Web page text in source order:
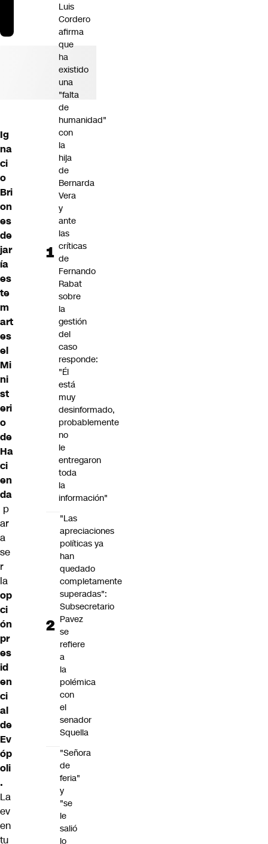
Ig
na
ci
o
Bri
on
es
de
jar
ía
es
te
m
art
es
el
Mi
ni
st
eri
o
de
Ha
ci
en
da
p
ar
a
se
r
la
op
ci
ón
pr
es
id
en
ci
al
de
Ev
óp
oli
.
La
ev
en
tu
Luis
Cordero
afirma
que
ha
existido
una
"falta
de
humanidad"
con
la
hija
de
Bernarda
Vera
y
ante
las
críticas
de
Fernando
Rabat
sobre
la
gestión
del
caso
responde:
"Él
está
muy
desinformado,
probablemente
no
le
entregaron
toda
la
información"
"Las
apreciaciones
políticas ya
han
quedado
completamente
superadas":
Subsecretario
Pavez
se
refiere
a
la
polémica
con
el
senador
Squella
"Señora
de
feria"
y
"se
le
salió
lo